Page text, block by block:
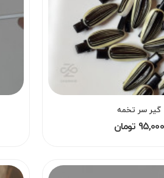
گیر سر تخمه
95,000 تومان